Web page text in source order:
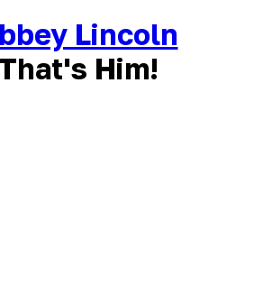
Lincoln
Him!